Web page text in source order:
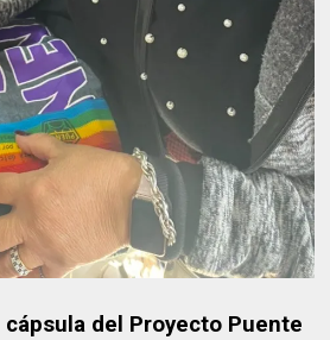
del Proyecto Puente